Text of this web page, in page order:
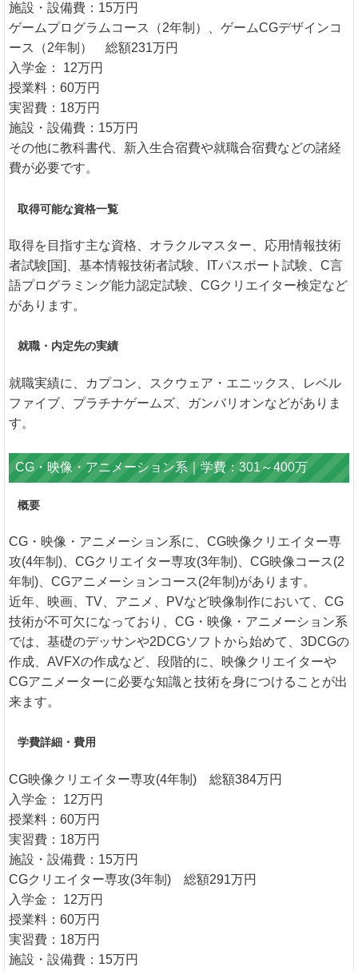
施設・設備費：15万円
ゲームプログラムコース（2年制）、ゲームCGデザインコ
ース（2年制） 総額231万円
入学金： 12万円
授業料：60万円
実習費：18万円
施設・設備費：15万円
その他に教科書代、新入生合宿費や就職合宿費などの諸経
費が必要です。
取得可能な資格一覧
取得を目指す主な資格、オラクルマスター、応用情報技術
者試験[国]、基本情報技術者試験、ITパスポート試験、C言
語プログラミング能力認定試験、CGクリエイター検定など
があります。
就職・内定先の実績
就職実績に、カプコン、スクウェア・エニックス、レベル
ファイブ、プラチナゲームズ、ガンバリオンなどがありま
す。
CG・映像・アニメーション系｜学費：301～400万
概要
CG・映像・アニメーション系に、CG映像クリエイター専
攻(4年制)、CGクリエイター専攻(3年制)、CG映像コース(2
年制)、CGアニメーションコース(2年制)があります。
近年、映画、TV、アニメ、PVなど映像制作において、CG
技術が不可欠になっており、CG・映像・アニメーション系
では、基礎のデッサンや2DCGソフトから始めて、3DCGの
作成、AVFXの作成など、段階的に、映像クリエイターや
CGアニメーターに必要な知識と技術を身につけることが出
来ます。
学費詳細・費用
CG映像クリエイター専攻(4年制) 総額384万円
入学金： 12万円
授業料：60万円
実習費：18万円
施設・設備費：15万円
CGクリエイター専攻(3年制) 総額291万円
入学金： 12万円
授業料：60万円
実習費：18万円
施設・設備費：15万円